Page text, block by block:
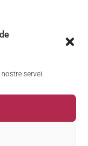
servei.